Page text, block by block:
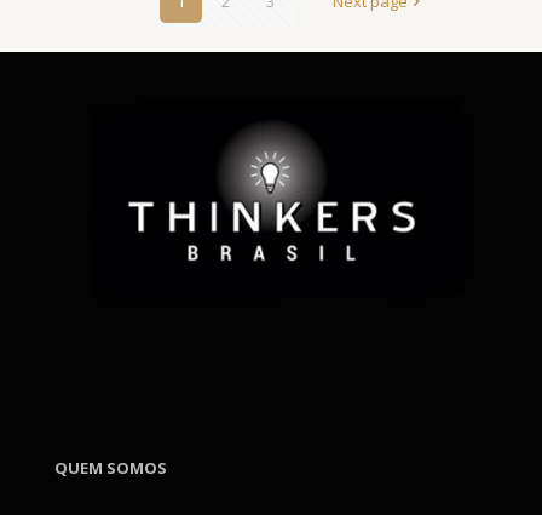
QUEM SOMOS